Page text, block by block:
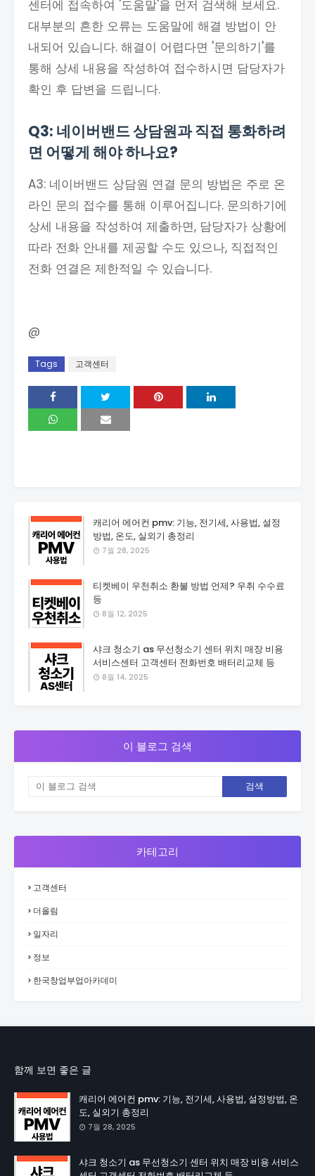
센터에 접속하여 '도움말'을 먼저 검색해 보세요.
대부분의 흔한 오류는 도움말에 해결 방법이 안
내되어 있습니다. 해결이 어렵다면 '문의하기'를
통해 상세 내용을 작성하여 접수하시면 담당자가
확인 후 답변을 드립니다.
Q3: 네이버밴드 상담원과 직접 통화하려
면 어떻게 해야 하나요?
A3: 네이버밴드 상담원 연결 문의 방법은 주로 온
라인 문의 접수를 통해 이루어집니다. 문의하기에
상세 내용을 작성하여 제출하면, 담당자가 상황에
따라 전화 안내를 제공할 수도 있으나, 직접적인
전화 연결은 제한적일 수 있습니다.
@
Tags 고객센터
캐리어 에어컨 pmv: 기능, 전기세, 사용법, 설정
방법, 온도, 실외기 총정리
7월 28, 2025
티켓베이 우천취소 환불 방법 언제? 우취 수수료
등
8월 12, 2025
샤크 청소기 as 무선청소기 센터 위치 매장 비용
서비스센터 고객센터 전화번호 배터리교체 등
8월 14, 2025
이 블로그 검색
카테고리
고객센터
더올림
일자리
정보
한국창업부업아카데미
함께 보면 좋은 글
캐리어 에어컨 pmv: 기능, 전기세, 사용법, 설정방법, 온
도, 실외기 총정리
7월 28, 2025
샤크 청소기 as 무선청소기 센터 위치 매장 비용 서비스